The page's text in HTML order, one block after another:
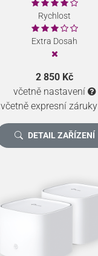
Rychlost
Extra Dosah
2 850 Kč
včetně nastavení
včetně expresní záruky
DETAIL ZAŘÍZENÍ